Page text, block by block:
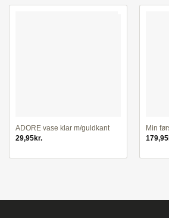
ADORE vase klar m/guldkant
29,95kr.
Min
179,95